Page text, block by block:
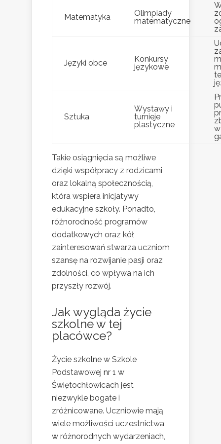
Matematyka
Olimpiady
matematyczne
Języki obce
Konkursy
językowe
Sztuka
Wystawy i
turnieje
plastyczne
Takie osiągnięcia są możliwe
dzięki współpracy z rodzicami
oraz lokalną społecznością,
która wspiera inicjatywy
edukacyjne szkoły. Ponadto,
różnorodność programów
dodatkowych oraz kół
zainteresowań stwarza uczniom
szansę na rozwijanie pasji oraz
zdolności, co wpływa na ich
przyszły rozwój.
Jak wygląda życie
szkolne w tej
placówce?
Życie szkolne w Szkole
Podstawowej nr 1 w
Świętochłowicach jest
niezwykle bogate i
zróżnicowane. Uczniowie mają
wiele możliwości uczestnictwa
w różnorodnych wydarzeniach,